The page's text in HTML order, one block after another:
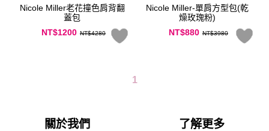
Nicole Miller老花撞色肩背翻
蓋包
NT$1200 NT$4280
Nicole Miller-單肩方型包(乾
燥玫瑰粉)
NT$880 NT$3980
1
關於我們 了解更多